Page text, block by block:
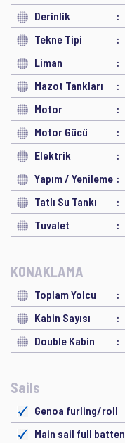
Derinlik
Tekne Tipi
Liman
Mazot Tankları
Motor
Motor Gücü
Elektrik
Yapım / Yenileme
Tatlı Su Tankı
Tuvalet
KONAKLAMA
Toplam Yolcu
Kabin Sayısı
Double Kabin
Sails
Genoa furling/roll
Main sail full batten